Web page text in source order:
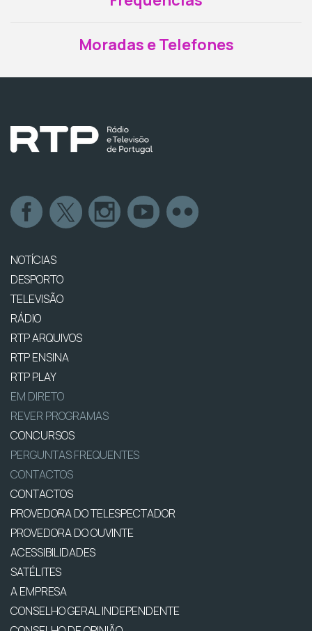
Moradas e Telefones
NOTÍCIAS
DESPORTO
TELEVISÃO
RÁDIO
RTP ARQUIVOS
RTP ENSINA
RTP PLAY
EM DIRETO
REVER PROGRAMAS
CONCURSOS
PERGUNTAS FREQUENTES
CONTACTOS
CONTACTOS
PROVEDORA DO TELESPECTADOR
PROVEDORA DO OUVINTE
ACESSIBILIDADES
SATÉLITES
A EMPRESA
CONSELHO GERAL INDEPENDENTE